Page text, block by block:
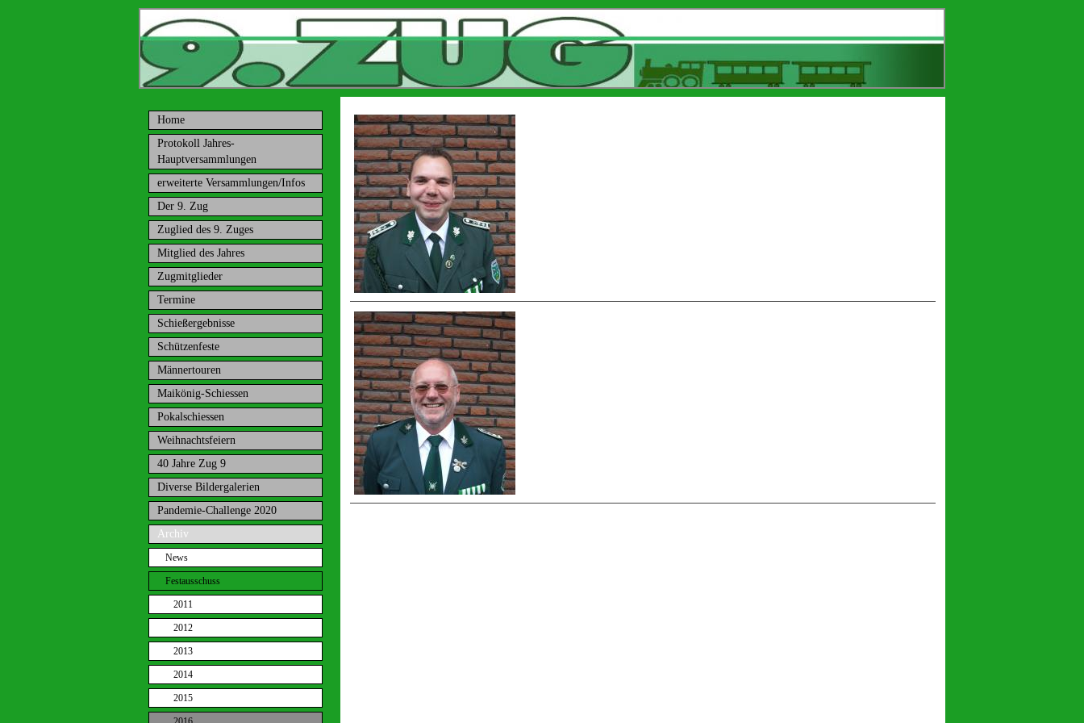
Home
Protokoll Jahres-
Hauptversammlungen
erweiterte Versammlungen/Infos
Der 9. Zug
Zuglied des 9. Zuges
Mitglied des Jahres
Zugmitglieder
Termine
Schießergebnisse
Schützenfeste
Männertouren
Maikönig-Schiessen
Pokalschiessen
Weihnachtsfeiern
40 Jahre Zug 9
Diverse Bildergalerien
Pandemie-Challenge 2020
Archiv
News
Festausschuss
2011
2012
2013
2014
2015